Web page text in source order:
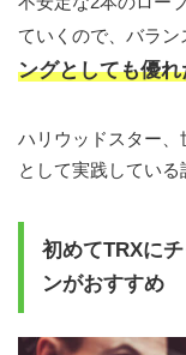
ていくので、バラ
ングとしても優
ハリウッドスター
として実践している
初めてTRXに
ンがおすすめ